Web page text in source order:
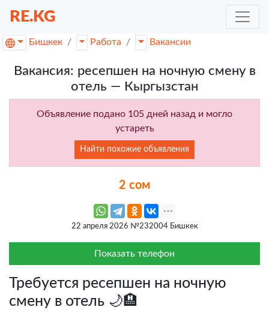
RE.KG
Бишкек Работа Вакансии
Вакансия: ресепшен на ночную смену в
отель — Кыргызстан
Объявление подано 105 дней назад и могло
устареть
Найти похожие объявления
2 сом
22 апреля 2026 №232004 Бишкек
Показать телефон
Требуется ресепшен на ночную
смену в отель 🌙🏨